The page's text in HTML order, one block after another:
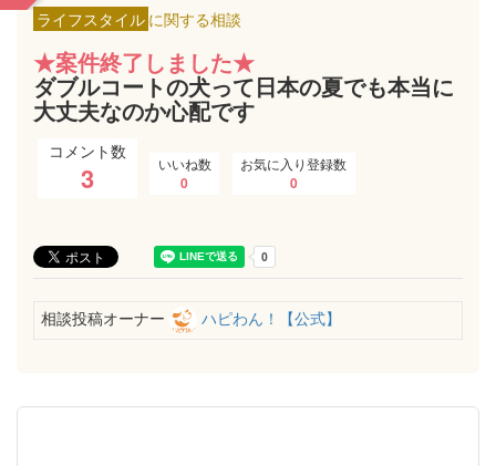
ライフスタイル に関する相談
★案件終了しました★
ダブルコートの犬って日本の夏でも本当に
大丈夫なのか心配です
コメント数
3 いいね数
0
お気に入り登録数
0
相談投稿オーナー ハピわん！【公式】